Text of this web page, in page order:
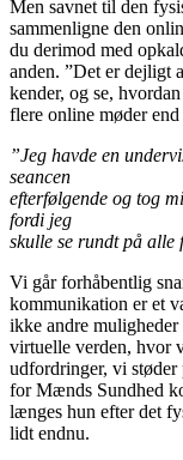
Men savnet til den
sammenligne den
du derimod med
anden. ”Det er dejligt
kender, og se,
flere online møder
”Jeg havde en
seancen
efterfølgende og tog
fordi jeg
skulle se rundt på alle
Vi går forhåbentlig
kommunikation er et
ikke andre
virtuelle verden, hvor
udfordringer, vi
for Mænds Sundhed
længes hun efter det
lidt endnu.